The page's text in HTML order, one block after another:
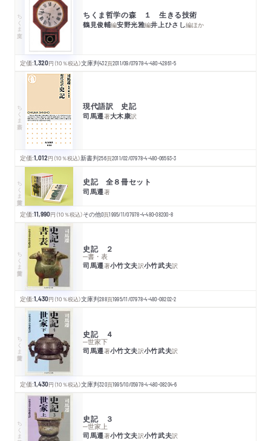
ちくま文庫 ちくま哲学の森 １ 生きる技術
鶴見俊輔編安野光雅編井上ひさし編ほか
定価:1,320円 （10％税込）文庫判432頁2011/09/07978-4-480-42861-5
ちくま新書 現代語訳 史記
司馬遷著大木康訳
定価:1,012円 （10％税込）新書判256頁2011/02/07978-4-480-06593-3
ちくま学芸文庫 史記 全８冊セット
司馬遷著
定価:11,990円 （10％税込）その他0頁1995/11/07978-4-480-08200-8
ちくま学芸文庫 史記 ２
─書・表
司馬遷著小竹文夫訳小竹武夫訳
定価:1,430円 （10％税込）文庫判288頁1995/11/07978-4-480-08202-2
ちくま学芸文庫 史記 ４
─世家下
司馬遷著小竹文夫訳小竹武夫訳
定価:1,430円 （10％税込）文庫判320頁1995/10/05978-4-480-08204-6
ちくま学芸文庫 史記 ３
─世家上
司馬遷著小竹文夫訳小竹武夫訳